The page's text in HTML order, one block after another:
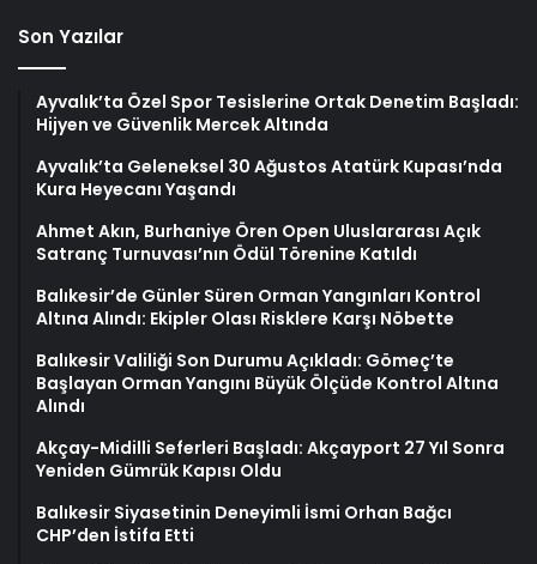
Son Yazılar
Ayvalık’ta Özel Spor Tesislerine Ortak Denetim Başladı:
Hijyen ve Güvenlik Mercek Altında
Ayvalık’ta Geleneksel 30 Ağustos Atatürk Kupası’nda
Kura Heyecanı Yaşandı
Ahmet Akın, Burhaniye Ören Open Uluslararası Açık
Satranç Turnuvası’nın Ödül Törenine Katıldı
Balıkesir’de Günler Süren Orman Yangınları Kontrol
Altına Alındı: Ekipler Olası Risklere Karşı Nöbette
Balıkesir Valiliği Son Durumu Açıkladı: Gömeç’te
Başlayan Orman Yangını Büyük Ölçüde Kontrol Altına
Alındı
Akçay-Midilli Seferleri Başladı: Akçayport 27 Yıl Sonra
Yeniden Gümrük Kapısı Oldu
Balıkesir Siyasetinin Deneyimli İsmi Orhan Bağcı
CHP’den İstifa Etti